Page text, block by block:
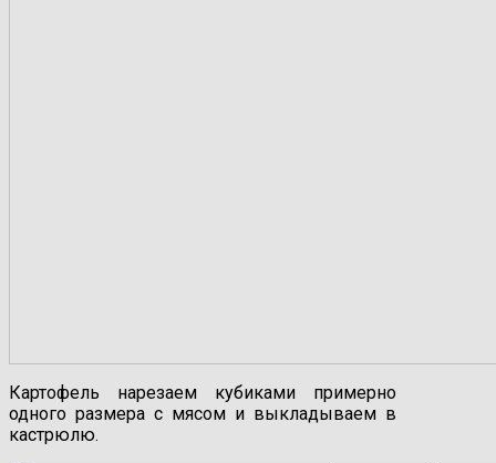
Картофель нарезаем кубиками примерно
одного размера с мясом и выкладываем в
кастрюлю.